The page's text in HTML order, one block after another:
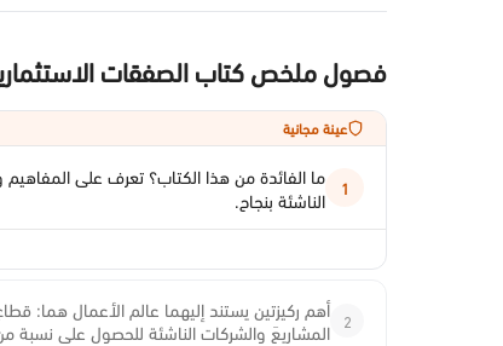
فصول ملخص كتاب الصفقات
عينة مجانية
1
ما الفائدة من هذا الكتاب؟ تعرف على المفاهيم
الناشئة بنجاح.
2 أهم ركيزتين يستند إليهما عالم الأعمال هما:
المشاريعَ والشركات الناشئة للحصول على نسبة